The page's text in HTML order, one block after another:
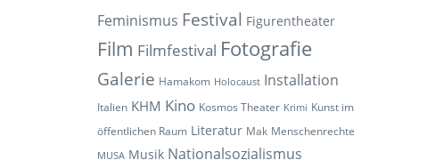
Feminismus Festival Figurentheater
Film Filmfestival Fotografie
Galerie Hamakom Holocaust Installation
Italien KHM Kino Kosmos Theater Krimi Kunst im
öffentlichen Raum Literatur Mak Menschenrechte
MUSA Musik Nationalsozialismus